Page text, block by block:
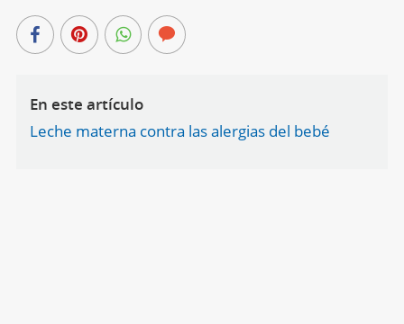
En este artículo
Leche materna contra las alergias del bebé